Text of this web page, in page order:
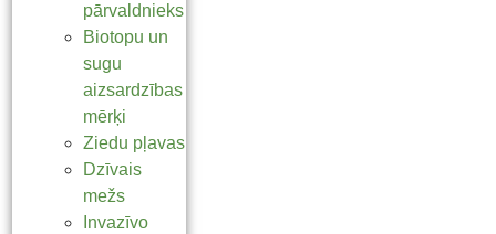
pārvaldnieks
Biotopu un
sugu
aizsardzības
mērķi
Ziedu pļavas
Dzīvais
mežs
Invazīvo